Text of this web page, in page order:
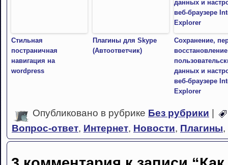
Стильная
постраничная
навигация на
wordpress
Плагины для Skype
(Автоответчик)
Сохранение,
восстановление
данных и
веб-браузере
Explorer
Опубликовано в рубрике Без рубрики
Вопрос-ответ, Интернет, Новости, Плагины,